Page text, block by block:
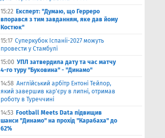
15:22 Експерт: "Думаю, що Герреро
впорався з тим завданням, яке дав йому
Костюк"
15:17 Суперкубок Іспанії-2027 можуть
провести у Стамбулі
15:00 УПЛ затвердила дату та час матчу
4-го туру "Буковина" - "Динамо"
14:58 Англійський арбітр Ентоні Тейлор,
який завершив кар'єру в липні, отримав
роботу в Туреччині
14:53 Football Meets Data підвищив
шанси "Динамо" на прохід "Карабаха" до
62%